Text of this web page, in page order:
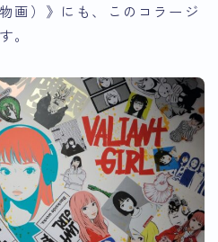
画）》にも、このコラージ
。